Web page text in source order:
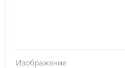
Изображение